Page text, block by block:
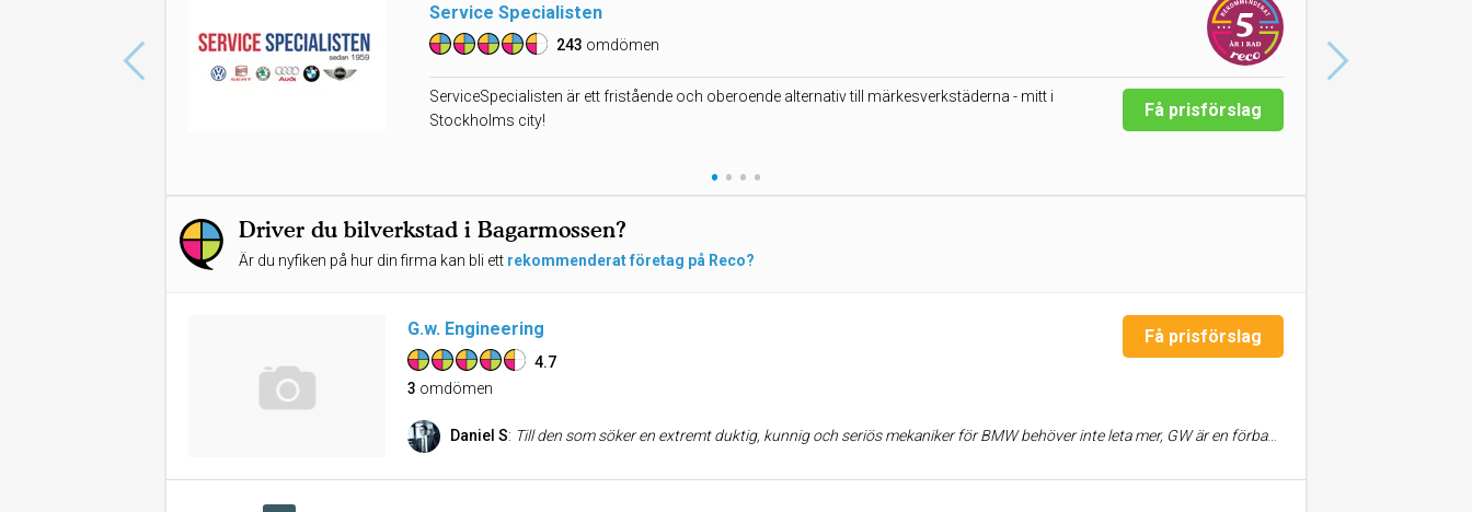
Service Specialisten
243 omdömen
ServiceSpecialisten är ett fristående och oberoende alternativ till märkesverkstäderna - mitt i
Stockholms city!
Få prisförslag
• • • •
Driver du bilverkstad i Bagarmossen?
Är du nyfiken på hur din firma kan bli ett rekommenderat företag på Reco?
G.w. Engineering
4.7
3 omdömen
Få prisförslag
Daniel S: Till den som söker en extremt duktig, kunnig och seriös mekaniker för BMW behöver inte leta mer, GW är en förbannat bra mekaniker och förblir den enda verkstad jag kommer använda mig av! Jag har tagit hjälp av GW med min ”nya” bil, en BMW 325i -06. En äldre skönhet som jag gladeligen lämnar in här, för stort och smått, för inget annat duger när man hittat den bästa. Du kommer få den hjälp du behöver, av en man som lyssnar på dig och ser hela din bil!